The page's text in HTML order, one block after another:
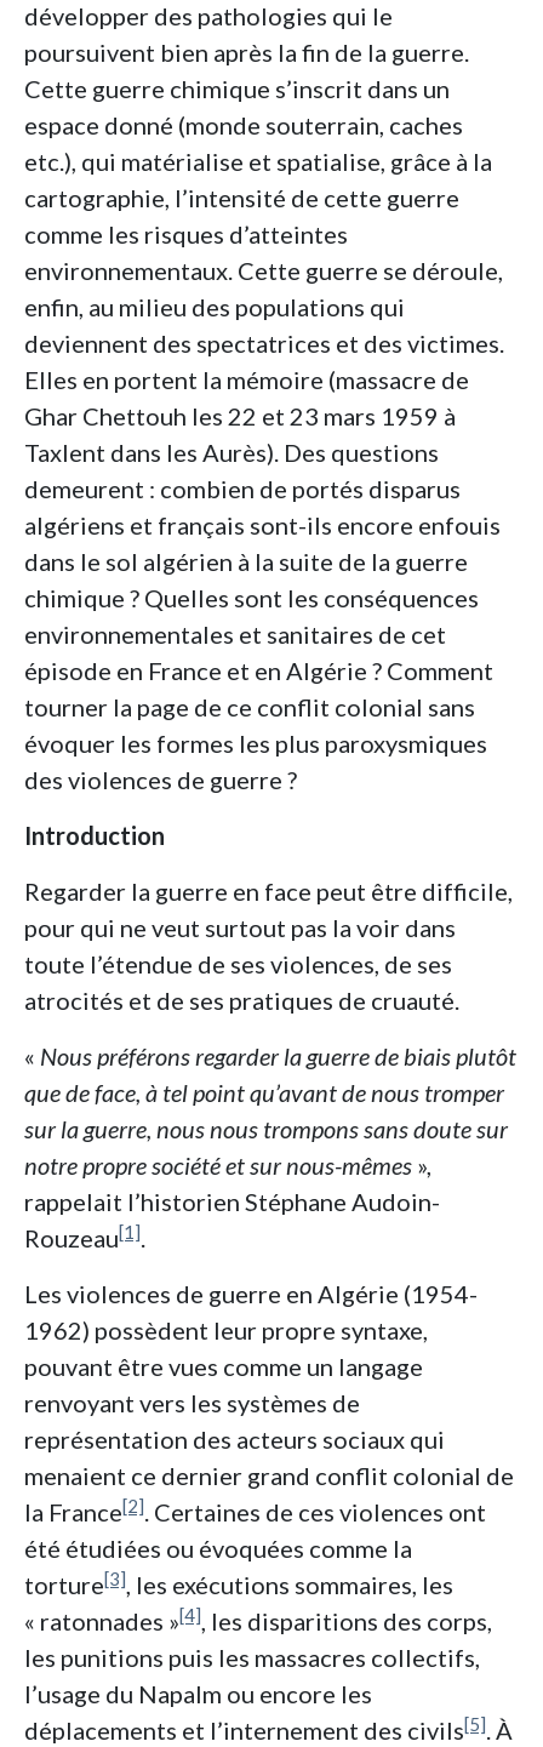
développer des pathologies qui le
poursuivent bien après la fin de la guerre.
Cette guerre chimique s’inscrit dans un
espace donné (monde souterrain, caches
etc.), qui matérialise et spatialise, grâce à la
cartographie, l’intensité de cette guerre
comme les risques d’atteintes
environnementaux. Cette guerre se déroule,
enfin, au milieu des populations qui
deviennent des spectatrices et des victimes.
Elles en portent la mémoire (massacre de
Ghar Chettouh les 22 et 23 mars 1959 à
Taxlent dans les Aurès). Des questions
demeurent : combien de portés disparus
algériens et français sont-ils encore enfouis
dans le sol algérien à la suite de la guerre
chimique ? Quelles sont les conséquences
environnementales et sanitaires de cet
épisode en France et en Algérie ? Comment
tourner la page de ce conflit colonial sans
évoquer les formes les plus paroxysmiques
des violences de guerre ?
Introduction
Regarder la guerre en face peut être difficile,
pour qui ne veut surtout pas la voir dans
toute l’étendue de ses violences, de ses
atrocités et de ses pratiques de cruauté.
« Nous préférons regarder la guerre de biais plutôt
que de face, à tel point qu’avant de nous tromper
sur la guerre, nous nous trompons sans doute sur
notre propre société et sur nous-mêmes »,
rappelait l’historien Stéphane Audoin-
Rouzeau[1].
Les violences de guerre en Algérie (1954-
1962) possèdent leur propre syntaxe,
pouvant être vues comme un langage
renvoyant vers les systèmes de
représentation des acteurs sociaux qui
menaient ce dernier grand conflit colonial de
la France[2]. Certaines de ces violences ont
été étudiées ou évoquées comme la
torture[3], les exécutions sommaires, les
« ratonnades »[4], les disparitions des corps,
les punitions puis les massacres collectifs,
l’usage du Napalm ou encore les
déplacements et l’internement des civils[5]. À